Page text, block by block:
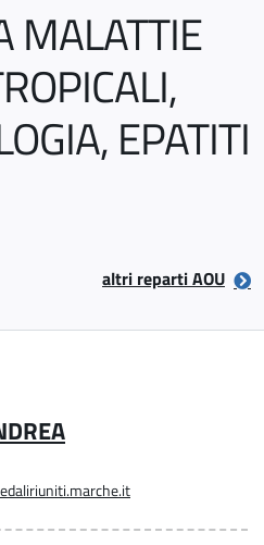
MALATTIE
EPATITI
altri reparti AOU